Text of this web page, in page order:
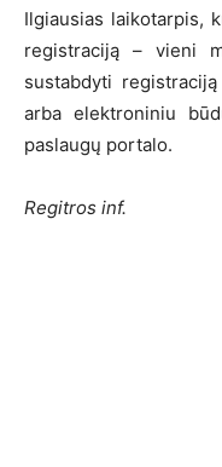
Ilgiausias laikotarpis,
registraciją – vieni
sustabdyti
arba elektroniniu
paslaugų portalo.
Regitros inf.